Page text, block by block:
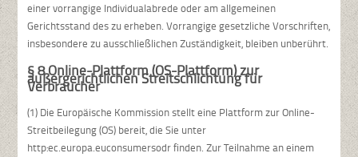
einer vorrangige Individualabrede oder am allgemeinen
Gerichtsstand des zu erheben. Vorrangige gesetzliche Vorschriften,
insbesondere zu ausschließlichen Zuständigkeit, bleiben unberührt.
§ 8 Online-Plattform (OS-Plattform) zur
außergerichtlichen Streitschlichtung für
Verbraucher
(1) Die Europäische Kommission stellt eine Plattform zur Online-
Streitbeilegung (OS) bereit, die Sie unter
http:ec.europa.euconsumersodr finden. Zur Teilnahme an einem